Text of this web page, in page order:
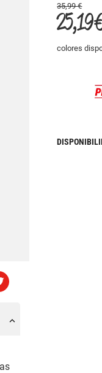
35,99 €
25,19
colores